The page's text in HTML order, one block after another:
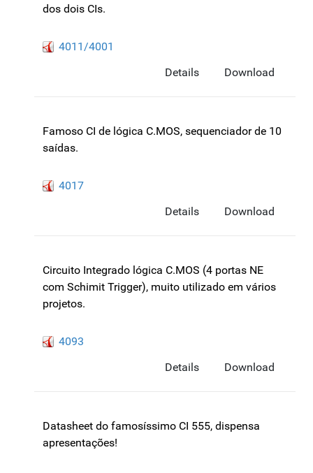
dos dois CIs.
4011/4001
Download
Details
Famoso CI de lógica C.MOS, sequenciador de 10
saídas.
4017
Download
Details
Circuito Integrado lógica C.MOS (4 portas NE
com Schimit Trigger), muito utilizado em vários
projetos.
4093
Download
Details
Datasheet do famosíssimo CI 555, dispensa
apresentações!